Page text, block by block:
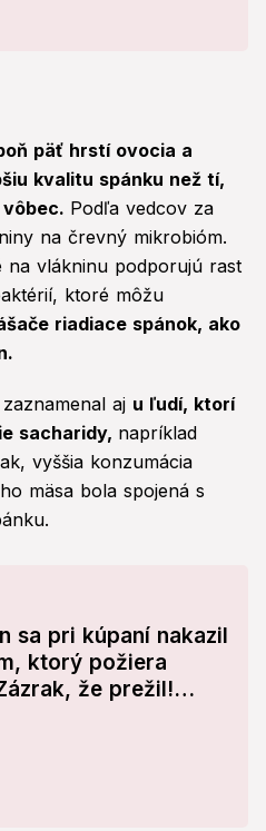
päť hrstí ovocia a
kvalitu spánku než tí,
Podľa vedcov za
na črevný mikrobióm.
na vlákninu podporujú rast
ktoré môžu
riadiace spánok, ako
aj u ľudí, ktorí
sacharidy, napríklad
vyššia konzumácia
mäsa bola spojená s
sa pri kúpaní nakazil
ktorý požiera
že prežil!